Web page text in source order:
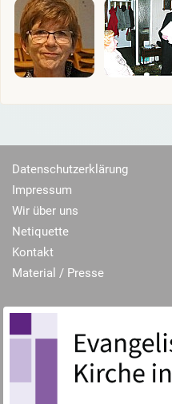
Datenschutzerklärung
Impressum
Wir über uns
Netiquette
Kontakt
Material / Presse